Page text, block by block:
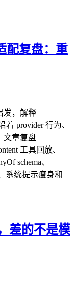
配复盘：重
发，解释
着 provider 行为、
文章复盘
工具回放、
schema、
系统提示瘦身和
差的不是模